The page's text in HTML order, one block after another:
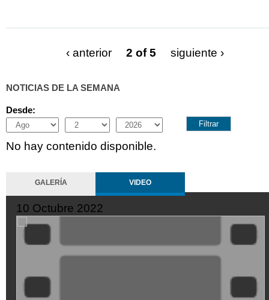
‹ anterior 2 of 5 siguiente ›
NOTICIAS DE LA SEMANA
Desde:
Month
Day Year
No hay contenido disponible.
GALERÍA VIDEO
10 Octubre 2022
XDGVyvJOFpI